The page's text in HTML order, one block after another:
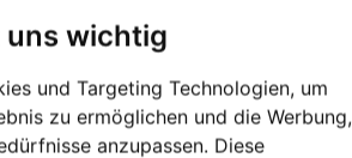
uns wichtig
und Targeting Technologien, um
zu ermöglichen und die Werbung,
anzupassen. Diese